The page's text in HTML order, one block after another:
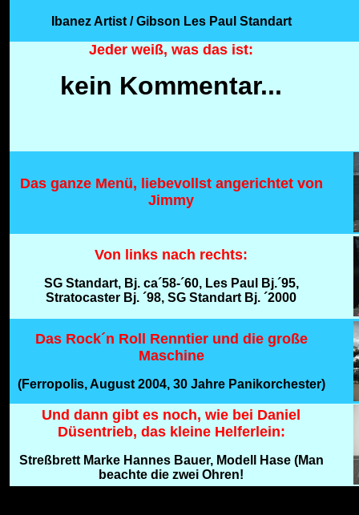
Ibanez Artist / Gibson Les Paul Standart
Jeder weiß, was das ist:
kein Kommentar...
Das ganze Menü, liebevollst angerichtet von
Jimmy
Von links nach rechts:
SG Standart, Bj. ca´58-´60, Les Paul Bj.´95,
Stratocaster Bj. ´98, SG Standart Bj. ´2000
Das Rock´n Roll Renntier und die große
Maschine
(Ferropolis, August 2004, 30 Jahre Panikorchester)
Und dann gibt es noch, wie bei Daniel
Düsentrieb, das kleine Helferlein:
Streßbrett Marke Hannes Bauer, Modell Hase (Man
beachte die zwei Ohren!